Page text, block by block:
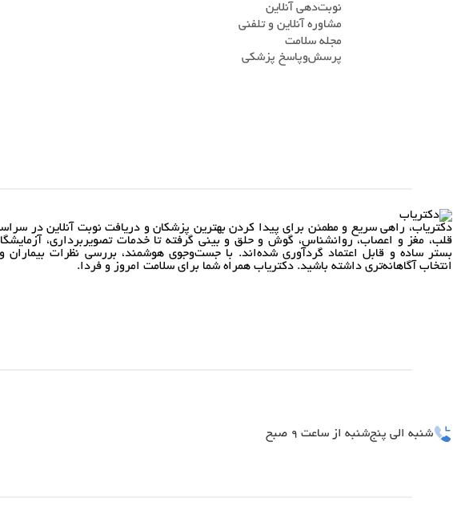
نوبت‌دهی آنلاین
مشاوره آنلاین و تلفنی
مجله سلامت
پرسش‌و‌پاسخ پزشکی
دکتریاب، راهی سریع و مطمئن برای پیدا کردن بهترین پزشکان و دریافت نوبت آنلاین در
قلب، مغز و اعصاب، روانشناس، گوش و حلق و بینی گرفته تا خدمات تصویربرداری،
بستر ساده و قابل اعتماد گردآوری شده‌اند. با جست‌وجوی هوشمند، بررسی نظرات بیماران
انتخاب آگاهانه‌تری داشته باشید. دکتریاب همراه شما برای سلامت امروز و فردا.
شنبه الی پنج‌شنبه از ساعت 9 صبح